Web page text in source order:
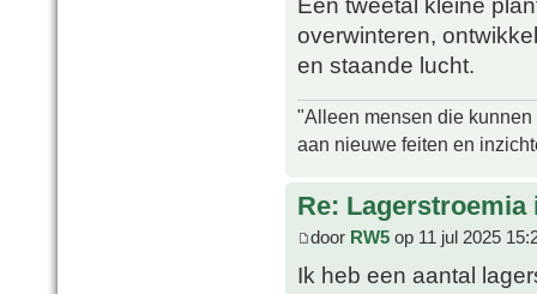
overwinteren,
en staande lucht.
"Alleen mensen die
aan nieuwe feiten en
Re:
door RW5 op 11 jul 2025
Ik heb een aantal